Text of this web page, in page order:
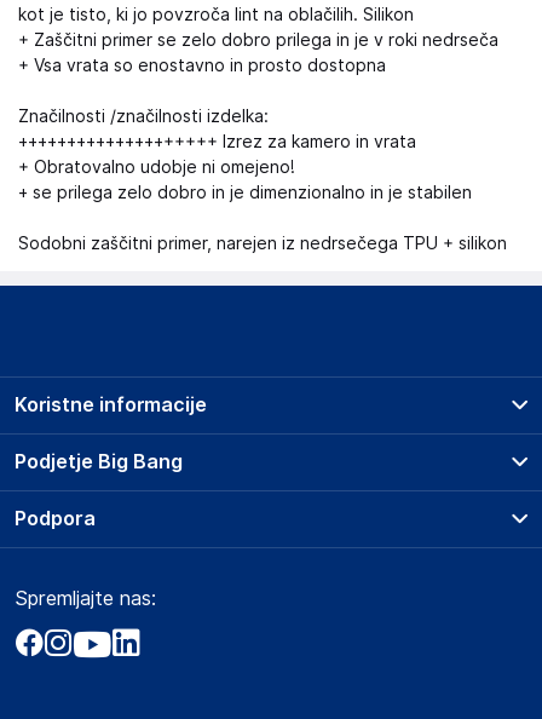
kot je tisto, ki jo povzroča lint na oblačilih. Silikon
+ Zaščitni primer se zelo dobro prilega in je v roki nedrseča
+ Vsa vrata so enostavno in prosto dostopna
Značilnosti /značilnosti izdelka:
++++++++++++++++++++ Izrez za kamero in vrata
+ Obratovalno udobje ni omejeno!
+ se prilega zelo dobro in je dimenzionalno in je stabilen
Sodobni zaščitni primer, narejen iz nedrsečega TPU + silikon
Podjetje Big Bang
O podjetju
Obvestila za javnost
Akt o digitalnih storitvah
Koristne informacije
Prodajna mesta
Storitve
Dostava, vnos in odvoz
Zavarovanje izdelkov
Podpora
Marketplace
Kako oddati naročilo?
Spremljajte nas: